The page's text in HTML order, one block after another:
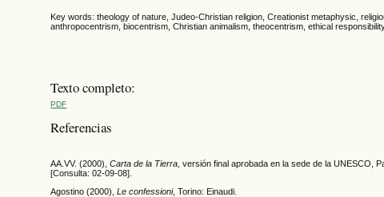
Key words: theology of nature, Judeo-Christian religion, Creationist metaphysic,
anthropocentrism, biocentrism, Christian animalism, theocentrism, ethical
Texto completo:
PDF
Referencias
AA.VV. (2000),Carta de la Tierra , versión final aprobada en la sede de la UNESCO,
[Consulta: 02-09-08].
Agostino (2000),Le confessioni, Torino: Einaudi.